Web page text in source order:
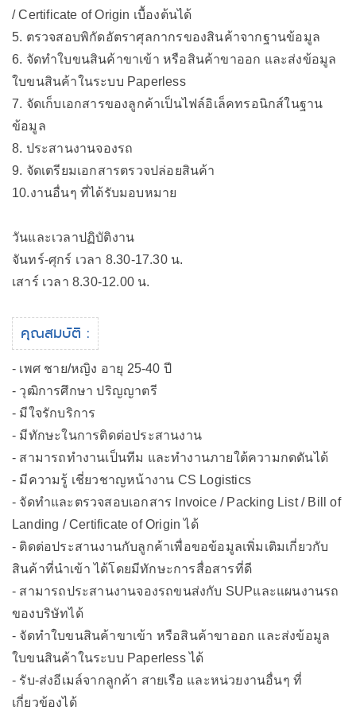
/ Certificate of Origin เบื้องต้นได้
5. ตรวจสอบพิกัดอัตราศุลกากรของสินค้าจากฐานข้อมูล
6. จัดทำใบขนสินค้าขาเข้า หรือสินค้าขาออก และส่งข้อมูล
ใบขนสินค้าในระบบ Paperless
7. จัดเก็บเอกสารของลูกค้าเป็นไฟล์อิเล็คทรอนิกส์ในฐาน
ข้อมูล
8. ประสานงานจองรถ
9. จัดเตรียมเอกสารตรวจปล่อยสินค้า
10.งานอื่นๆ ที่ได้รับมอบหมาย
วันและเวลาปฏิบัติงาน
จันทร์-ศุกร์ เวลา 8.30-17.30 น.
เสาร์ เวลา 8.30-12.00 น.
คุณสมบัติ :
- เพศ ชาย/หญิง อายุ 25-40 ปี
- วุฒิการศึกษา ปริญญาตรี
- มีใจรักบริการ
- มีทักษะในการติดต่อประสานงาน
- สามารถทำงานเป็นทีม และทำงานภายใต้ความกดดันได้
- มีความรู้ เชี่ยวชาญหน้างาน CS Logistics
- จัดทำและตรวจสอบเอกสาร Invoice / Packing List / Bill of
Landing / Certificate of Origin ได้
- ติดต่อประสานงานกับลูกค้าเพื่อขอข้อมูลเพิ่มเติมเกี่ยวกับ
สินค้าที่นำเข้า ได้โดยมีทักษะการสื่อสารที่ดี
- สามารถประสานงานจองรถขนส่งกับ SUPและแผนงานรถ
ของบริษัทได้
- จัดทำใบขนสินค้าขาเข้า หรือสินค้าขาออก และส่งข้อมูล
ใบขนสินค้าในระบบ Paperless ได้
- รับ-ส่งอีเมล์จากลูกค้า สายเรือ และหน่วยงานอื่นๆ ที่
เกี่ยวข้องได้